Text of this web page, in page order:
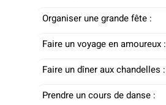
Organiser une grande fête :
Faire un voyage en amoureux :
Faire un dîner aux chandelles :
Prendre un cours de danse :